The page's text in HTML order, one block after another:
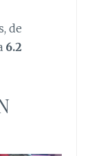
de
6.2